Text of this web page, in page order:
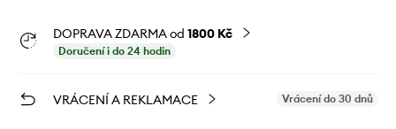
DOPRAVA ZDARMA od 1800 Kč
Doručení i do 24 hodin
VRÁCENÍ A REKLAMACE Vrácení do 30 dnů